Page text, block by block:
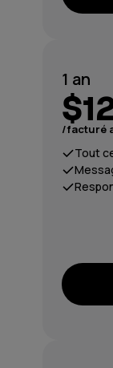
1 an
/facturé
Tout